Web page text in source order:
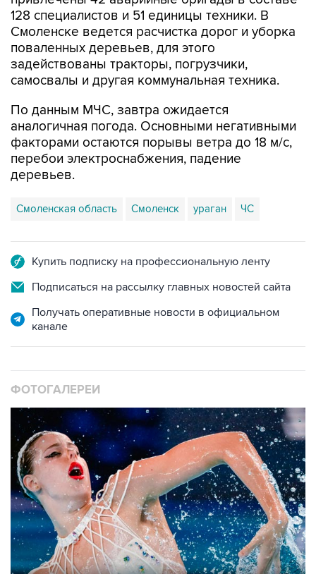
128 специалистов и 51 единицы техники. В
Смоленске ведется расчистка дорог и уборка
поваленных деревьев, для этого
задействованы тракторы, погрузчики,
самосвалы и другая коммунальная техника.
По данным МЧС, завтра ожидается
аналогичная погода. Основными негативными
факторами остаются порывы ветра до 18 м/с,
перебои электроснабжения, падение
деревьев.
Смоленская область Смоленск ураган ЧС
Купить подписку на профессиональную ленту
Подписаться на рассылку главных новостей сайта
Получать оперативные новости в официальном
канале
ФОТОГАЛЕРЕИ